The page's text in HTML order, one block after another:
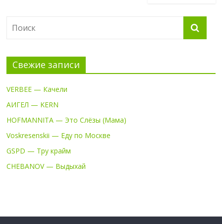
Свежие записи
VERBEE — Качели
АИГЕЛ — KERN
HOFMANNITA — Это Слёзы (Мама)
Voskresenskii — Еду по Москве
GSPD — Тру крайм
CHEBANOV — Выдыхай